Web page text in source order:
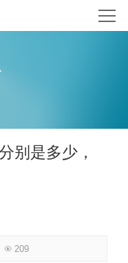
别是多少，
209